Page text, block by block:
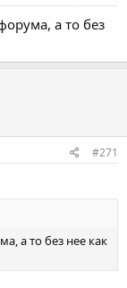
а то без
#271
а то без нее как